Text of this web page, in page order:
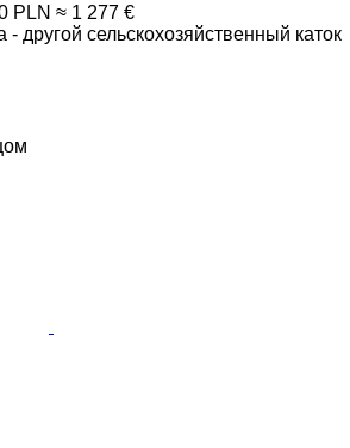
PLN ≈ 1 277 €
- другой сельскохозяйственный каток